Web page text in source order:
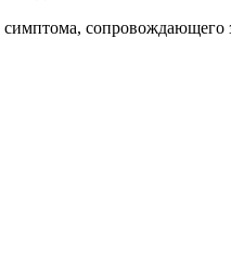
сопровождающего